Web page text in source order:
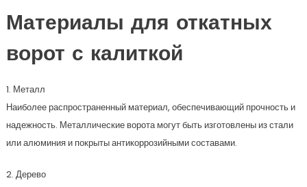
Материалы для откатных
ворот с калиткой
1. Металл
Наиболее распространенный материал, обеспечивающий прочность и
надежность. Металлические ворота могут быть изготовлены из стали
или алюминия и покрыты антикоррозийными составами.
2. Дерево